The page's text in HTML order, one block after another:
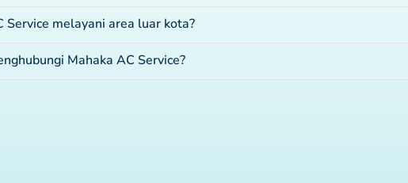
Service melayani area luar kota?
Mahaka AC Service?